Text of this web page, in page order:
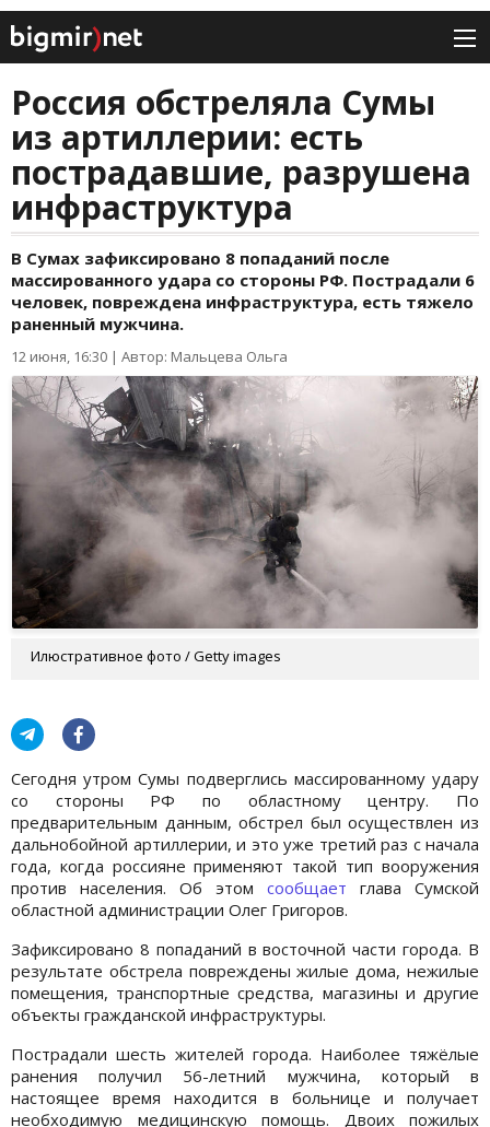
Россия обстреляла Сумы
из артиллерии: есть
пострадавшие, разрушена
инфраструктура
В Сумах зафиксировано 8 попаданий после
массированного удара со стороны РФ. Пострадали 6
человек, повреждена инфраструктура, есть тяжело
раненный мужчина.
12 июня, 16:30 | Автор: Мальцева Ольга
Илюстративное фото / Getty images
Сегодня утром Сумы подверглись массированному удару
со стороны РФ по областному центру. По
предварительным данным, обстрел был осуществлен из
дальнобойной артиллерии, и это уже третий раз с начала
года, когда россияне применяют такой тип вооружения
против населения. Об этом сообщает глава Сумской
областной администрации Олег Григоров.
Зафиксировано 8 попаданий в восточной части города. В
результате обстрела повреждены жилые дома, нежилые
помещения, транспортные средства, магазины и другие
объекты гражданской инфраструктуры.
Пострадали шесть жителей города. Наиболее тяжёлые
ранения получил 56-летний мужчина, который в
настоящее время находится в больнице и получает
необходимую медицинскую помощь. Двоих пожилых